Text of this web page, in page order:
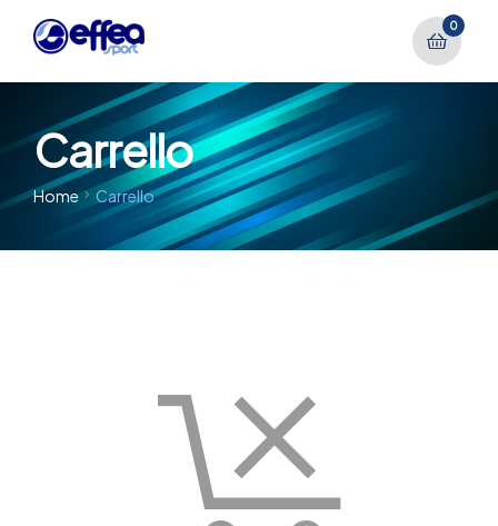
0
Carrello
Home Carrello